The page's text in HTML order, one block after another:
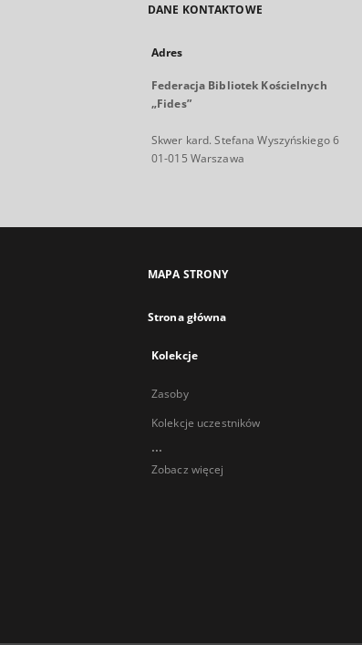
DANE KONTAKTOWE
Adres
Federacja Bibliotek Kościelnych
„Fides”
Skwer kard. Stefana Wyszyńskiego 6
01-015 Warszawa
MAPA STRONY
Strona główna
Kolekcje
Zasoby
Kolekcje uczestników
...
Zobacz więcej